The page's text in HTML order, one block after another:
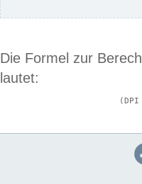
Die Formel zur
lautet: